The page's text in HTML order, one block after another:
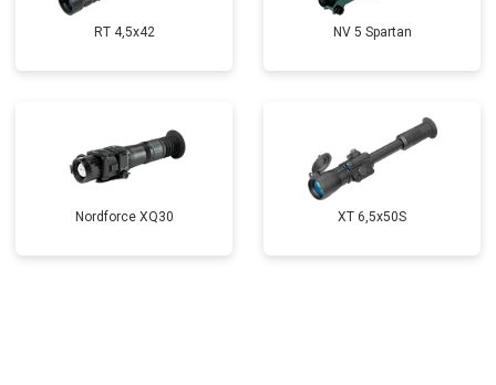
RT 4,5х42 NV 5 Spartan
Nordforce XQ30 XT 6,5x50S